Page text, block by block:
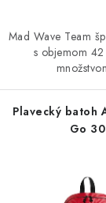
Mad Wave Team
s objemom
Plavecký batoh
Go 30